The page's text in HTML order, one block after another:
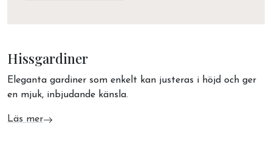
Hissgardiner
Eleganta gardiner som enkelt kan justeras i höjd och ger
en mjuk, inbjudande känsla.
Läs mer
om Hissgardiner